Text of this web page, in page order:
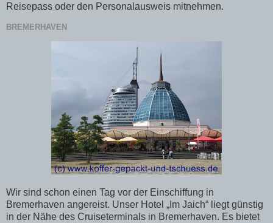
Reisepass oder den Personalausweis mitnehmen.
BREMERHAVEN
Wir sind schon einen Tag vor der Einschiffung in
Bremerhaven angereist. Unser Hotel „Im Jaich“ liegt günstig
in der Nähe des Cruiseterminals in Bremerhaven. Es bietet